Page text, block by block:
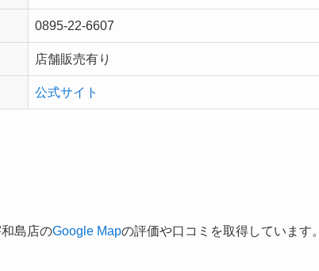
0895-22-6607
店舗販売有り
公式サイト
島店のGoogle Mapの評価や口コミを取得しています。